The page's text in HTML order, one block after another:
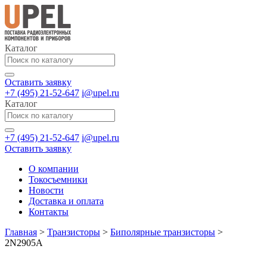
Каталог
Оставить заявку
+7 (495) 21-52-647 i@upel.ru
Каталог
+7 (495) 21-52-647 i@upel.ru
Оставить заявку
О компании
Токосъемники
Новости
Доставка и оплата
Контакты
Главная > Транзисторы > Биполярные транзисторы >
2N2905A